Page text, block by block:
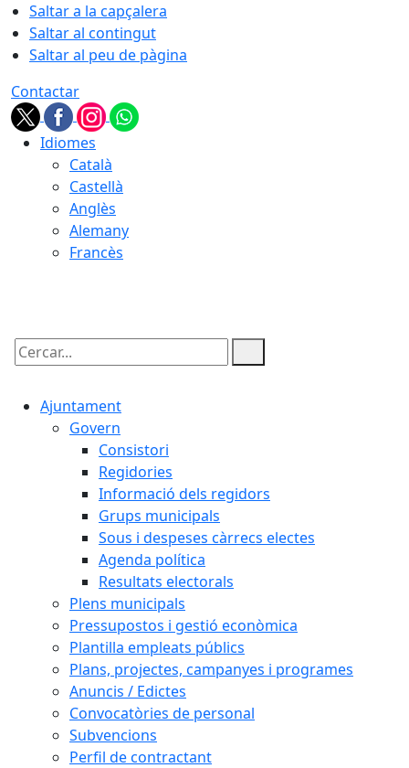
Saltar a la capçalera
Saltar al contingut
Saltar al peu de pàgina
Contactar
Idiomes
Català
Castellà
Anglès
Alemany
Francès
Cercar:
Ajuntament
Govern
Consistori
Regidories
Informació dels regidors
Grups municipals
Sous i despeses càrrecs electes
Agenda política
Resultats electorals
Plens municipals
Pressupostos i gestió econòmica
Plantilla empleats públics
Plans, projectes, campanyes i programes
Anuncis / Edictes
Convocatòries de personal
Subvencions
Perfil de contractant